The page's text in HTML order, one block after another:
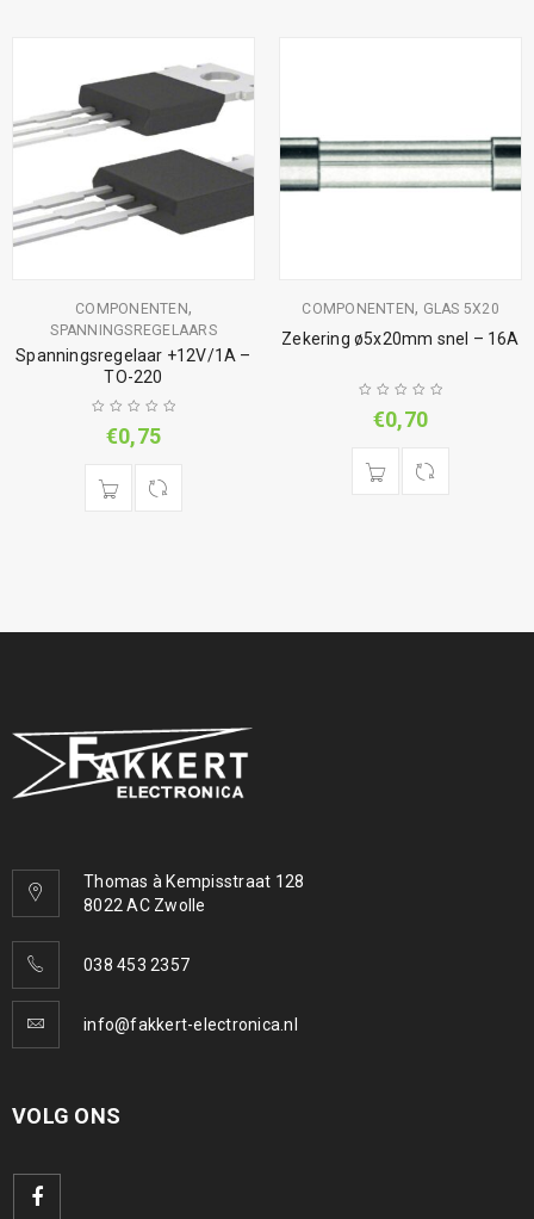
COMPONENTEN,
SPANNINGSREGELAARS
Spanningsregelaar +12V/1A –
TO-220
€0,75
COMPONENTEN, GLAS 5X20
Zekering ø5x20mm snel – 16A
€0,70
Thomas à Kempisstraat 128
8022 AC Zwolle
038 453 2357
info@fakkert-electronica.nl
VOLG ONS